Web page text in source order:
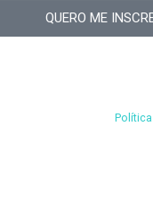
QUERO ME